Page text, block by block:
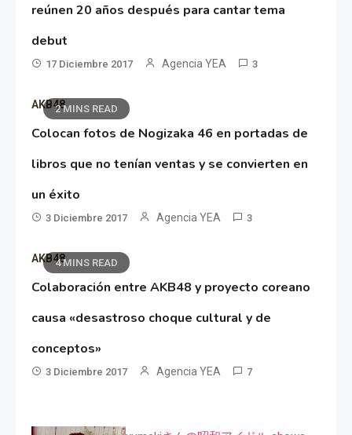
reúnen 20 años después para cantar tema
debut
17 Diciembre 2017 Agencia YEA 3
2 MINS READ
AKB48
Colocan fotos de Nogizaka 46 en portadas de
libros que no tenían ventas y se convierten en
un éxito
3 Diciembre 2017 Agencia YEA 3
4 MINS READ
AKB48
Colaboración entre AKB48 y proyecto coreano
causa «desastroso choque cultural y de
conceptos»
3 Diciembre 2017 Agencia YEA 7